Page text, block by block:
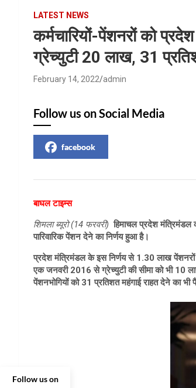
LATEST NEWS
कर्मचारियों-पेंशनरों को
ग्रेच्युटी 20 लाख, 31
February 14, 2022 admin
Follow us on Social Media
facebook
बाघल टाइम्स
शिमला ब्यूरो (14 फरवरी) हिमाचल प्रदेश
पारिवारिक पेंशन देने का निर्णय हुआ है।
प्रदेश मंत्रिमंडल के इस निर्णय से 1.30 लाख पेंशनरों
एक जनवरी 2016 से ग्रेच्युटी की सीमा को भी 10
पेंशनभोगियों को 31 प्रतिशत महंगाई राहत देने का भी
Follow us on